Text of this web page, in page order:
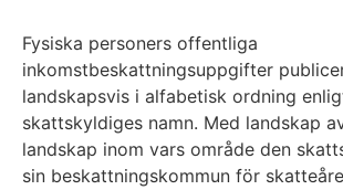
Fysiska personers offentliga
inkomstbeskattningsuppgifter
landskapsvis i alfabetisk ordning
skattskyldiges namn. Med landskap
landskap inom vars område den
sin beskattningskommun för